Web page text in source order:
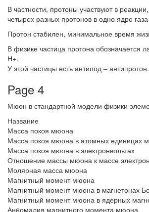
В частности, протоны участвуют в
четырех разных протонов в одно ядро
Протон стабилен, минимальное время
В физике частица протона обозначается
Н+.
У этой частицы есть антипод –
Page 4
Мюон в стандартной модели физики
Название
Масса покоя мюона
Масса покоя мюона в атомных единицах
Масса покоя мюона в электронвольтах
Отношение массы мюона к массе
Молярная масса мюона
Магнитный момент мюона
Магнитный момент мюона в магнетонах
Магнитный момент мюона в ядерных
Анeомалия магнитного момента мюона